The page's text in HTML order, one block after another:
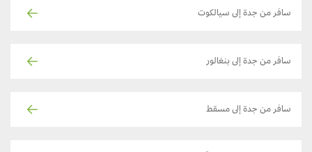
سافر من جدة إلى سيالكوت
سافر من جدة إلى بنغالور
سافر من جدة إلى مسقط